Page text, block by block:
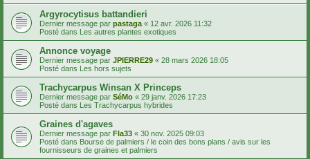
Argyrocytisus battandieri
Dernier message par pastaga « 12 avr. 2026 11:32
Posté dans Les autres plantes exotiques
Annonce voyage
Dernier message par JPIERRE29 « 28 mars 2026 18:05
Posté dans Les hors sujets
Trachycarpus Winsan X Princeps
Dernier message par SéMo « 29 janv. 2026 17:23
Posté dans Les Trachycarpus hybrides
Graines d'agaves
Dernier message par Fla33 « 30 nov. 2025 09:03
Posté dans Bourse de palmiers / le coin des bons plans / avis sur les
fournisseurs de graines et palmiers